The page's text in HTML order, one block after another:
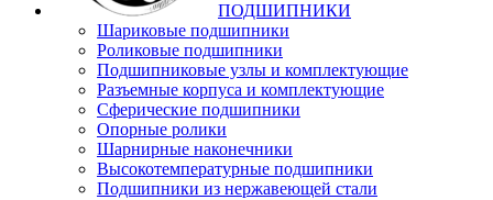
ПОДШИПНИКИ
Шариковые подшипники
Роликовые подшипники
Подшипниковые узлы и комплектующие
Разъемные корпуса и комплектующие
Сферические подшипники
Опорные ролики
Шарнирные наконечники
Высокотемпературные подшипники
Подшипники из нержавеющей стали